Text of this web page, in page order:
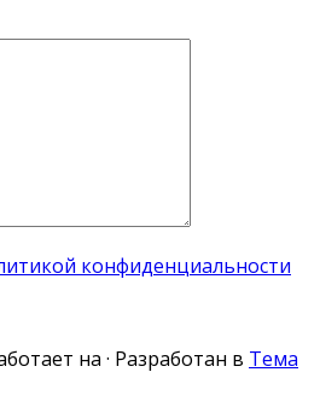
конфиденциальности
на · Разработан в Тема